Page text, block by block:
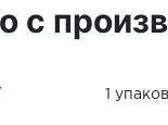
с
1